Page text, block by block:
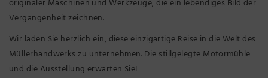
originaler Maschinen und Werkzeuge, die ein lebendiges Bild der
Vergangenheit zeichnen.
Wir laden Sie herzlich ein, diese einzigartige Reise in die Welt des
Müllerhandwerks zu unternehmen. Die stillgelegte Motormühle
und die Ausstellung erwarten Sie!